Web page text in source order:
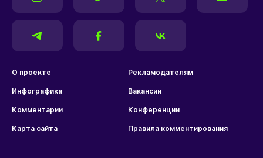
О проекте Рекламодателям
Инфографика Вакансии
Комментарии Конференции
Карта сайта Правила комментирования